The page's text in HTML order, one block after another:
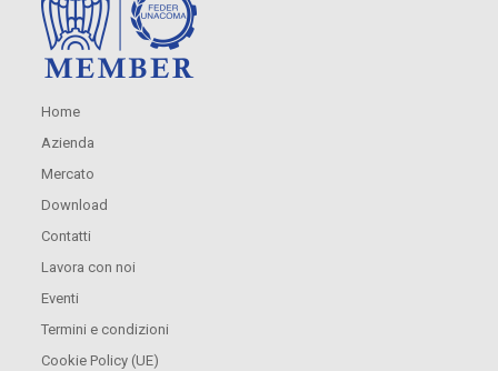
Home
Azienda
Mercato
Download
Contatti
Lavora con noi
Eventi
Termini e condizioni
Cookie Policy (UE)